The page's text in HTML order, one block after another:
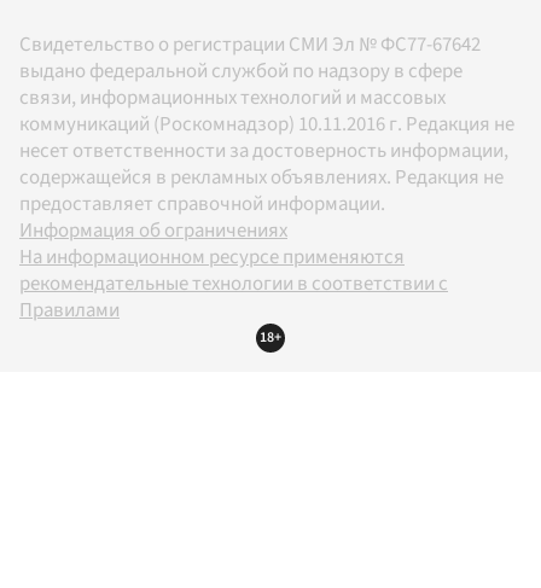
Свидетельство о регистрации СМИ Эл № ФС77-67642
выдано федеральной службой по надзору в сфере
связи, информационных технологий и массовых
коммуникаций (Роскомнадзор) 10.11.2016 г. Редакция не
несет ответственности за достоверность информации,
содержащейся в рекламных объявлениях. Редакция не
предоставляет справочной информации.
Информация об ограничениях
На информационном ресурсе применяются
рекомендательные технологии в соответствии с
Правилами
18+